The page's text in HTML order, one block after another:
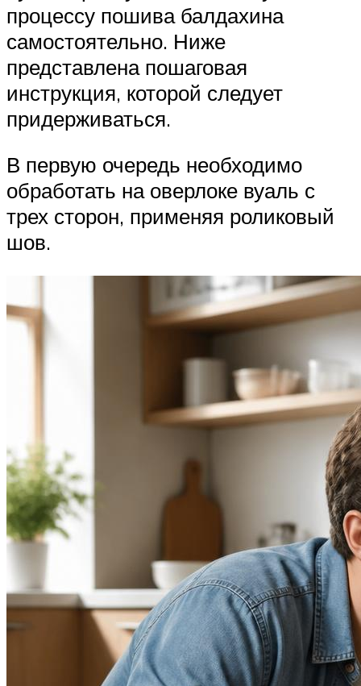
процессу пошива балдахина
самостоятельно. Ниже
представлена пошаговая
инструкция, которой следует
придерживаться.
В первую очередь необходимо
обработать на оверлоке вуаль с
трех сторон, применяя роликовый
шов.